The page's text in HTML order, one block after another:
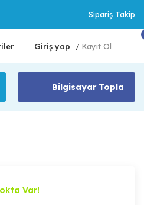
Sipariş Takip
Giriş yap / Kayıt Ol
Bilgisayar Topla
Var!